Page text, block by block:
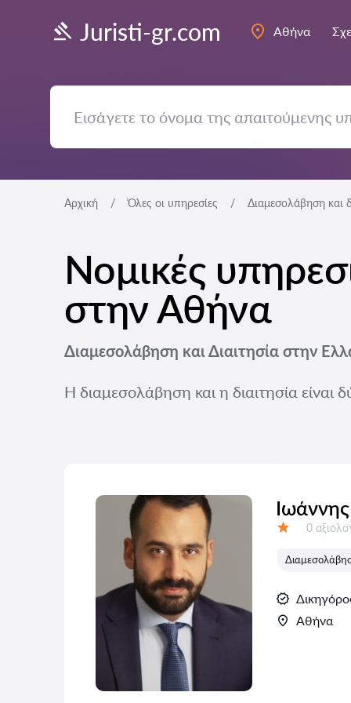
Juristi-gr.com Αθήνα
Αρχική Όλες οι υπηρεσίες Διαμεσολάβηση και
Νομικές
στην Αθήνα
Διαμεσολάβηση και Διαιτησία στην
Η διαμεσολάβηση και η διαιτησία είναι
0
Αθήνα